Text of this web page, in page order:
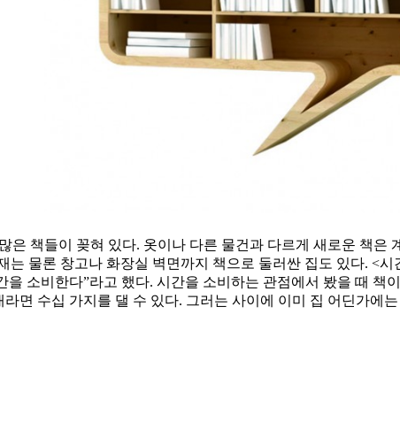
은 책들이 꽂혀 있다. 옷이나 다른 물건과 다르게 새로운 책
는 물론 창고나 화장실 벽면까지 책으로 둘러싼 집도 있다. <
소비한다”라고 했다. 시간을 소비하는 관점에서 봤을 때
면 수십 가지를 댈 수 있다. 그러는 사이에 이미 집 어딘가에